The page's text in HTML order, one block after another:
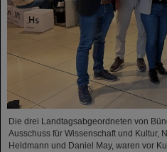
Die drei Landtagsabgeordneten von
Ausschuss für Wissenschaft und Kultur,
Heldmann und Daniel May, waren vor